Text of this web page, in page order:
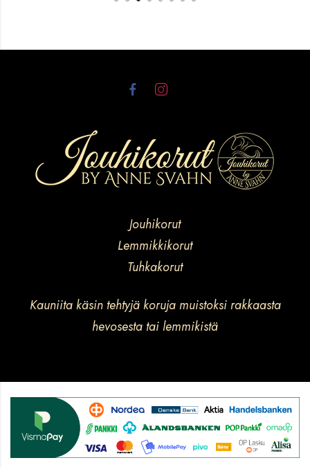
Jouhikorut
Lemmikkikorut
Tuhkakorut
Kauniita käsin tehtyjä koruja muistoksi rakkaasta
hevosesta tai lemmikistä